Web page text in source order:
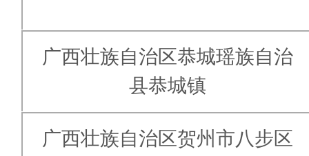
广西壮族自治区恭城瑶族自治
县恭城镇
广西壮族自治区贺州市八步区